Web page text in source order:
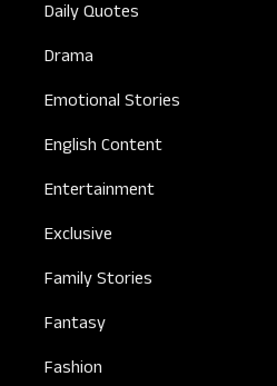
Daily Quotes
Drama
Emotional Stories
English Content
Entertainment
Exclusive
Family Stories
Fantasy
Fashion